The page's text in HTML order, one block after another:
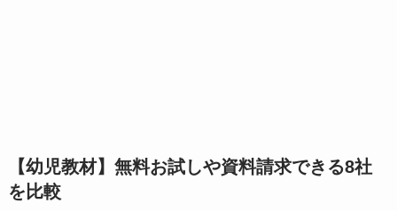
【幼児教材】無料お試しや資料請求できる8社
を比較